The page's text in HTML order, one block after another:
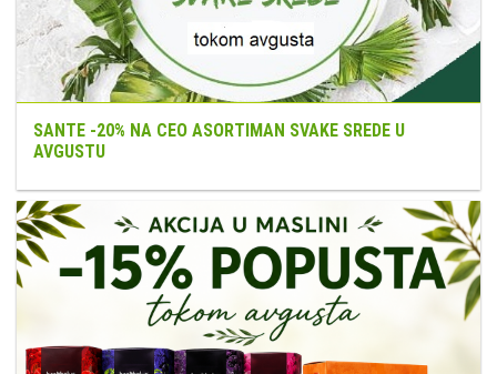
SANTE -20% NA CEO ASORTIMAN SVAKE SREDE U
AVGUSTU